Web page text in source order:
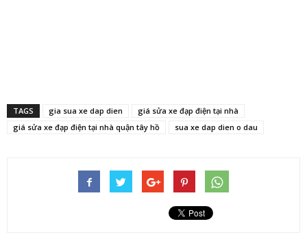
TAGS gia sua xe dap dien
giá sửa xe đạp điện tại nhà
giá sửa xe đạp điện tại nhà quận tây hồ
sua xe dap dien o dau